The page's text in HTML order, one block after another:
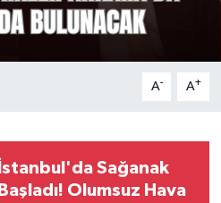
A- A+
İstanbul'da Sağanak
Başladı! Olumsuz Hava